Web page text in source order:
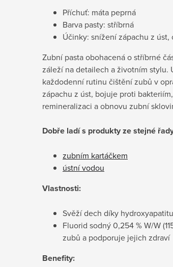
Příchuť: máta peprná
Barva pasty: stříbrná
Účinky: snížení zápachu z
Zubní pasta obohacená o stříbrné
záleží na detailech a životním stylu.
každodenní rutinu čištění zubů v
zápachu z úst, bojuje proti
remineralizaci a obnovu zubní
Dobře ladí s produkty ze stejné
zubním kartáčkem
ústní vodou
Vlastnosti:
Svěží dech díky hydroxyapatitu
Fluorid sodný 0,254 % W/W
zubů a podporuje jejich zdraví
Benefity: